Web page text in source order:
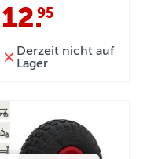
12.
95
Derzeit nicht auf
Lager